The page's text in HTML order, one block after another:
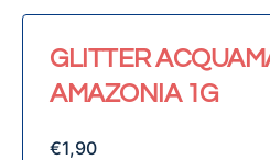
GLITTER
AMAZONIA 1G
€1,90